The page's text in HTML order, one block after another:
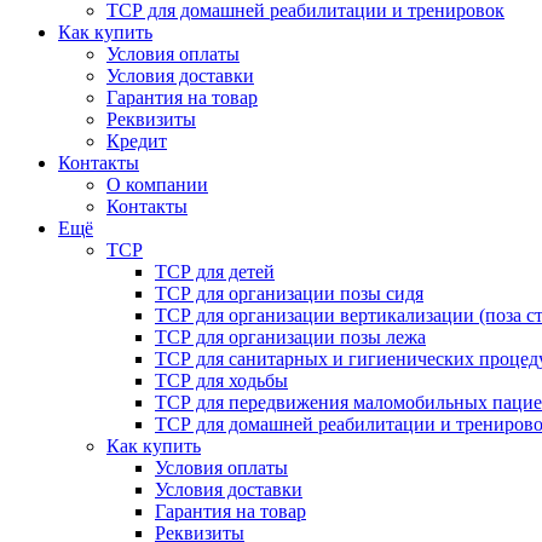
ТСР для домашней реабилитации и тренировок
Как купить
Условия оплаты
Условия доставки
Гарантия на товар
Реквизиты
Кредит
Контакты
О компании
Контакты
Ещё
ТСР
ТСР для детей
ТСР для организации позы сидя
ТСР для организации вертикализации (поза
ТСР для организации позы лежа
ТСР для санитарных и гигиенических
ТСР для ходьбы
ТСР для передвижения маломобильных
ТСР для домашней реабилитации и
Как купить
Условия оплаты
Условия доставки
Гарантия на товар
Реквизиты